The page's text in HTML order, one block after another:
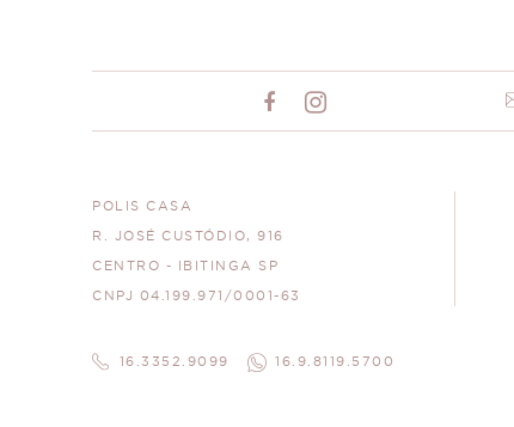
POLIS CASA
R. JOSÉ CUSTÓDIO, 916
CENTRO - IBITINGA SP
CNPJ 04.199.971/0001-63
16.3352.9099 16.9.8119.5700